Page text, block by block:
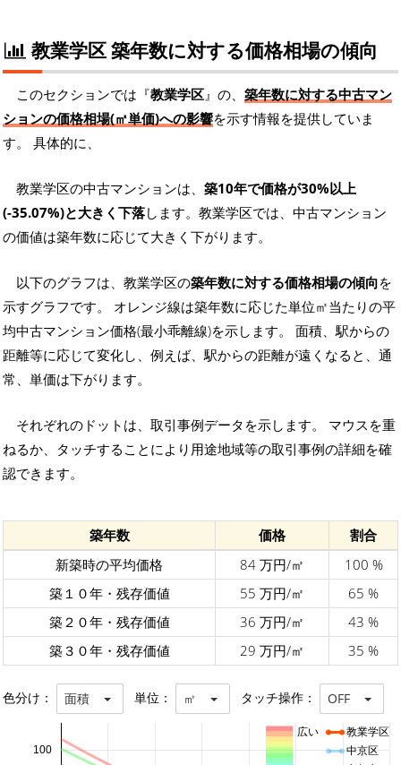
教業学区 築年数に対する価格相場の傾向
このセクションでは『教業学区』の、 築年数に対する中古マン
ションの価格相場(㎡単価)への影響を示す情報を提供していま
す。 具体的に、
教業学区の中古マンションは、 築10年で価格が30%以上
(-35.07%)と大きく下落します。教業学区では、中古マンション
の価値は築年数に応じて大きく下がります。
以下のグラフは、教業学区の築年数に対する価格相場の傾向を
示すグラフです。 オレンジ線は築年数に応じた単位㎡当たりの平
均中古マンション価格(最小乖離線)を示します。 面積、駅からの
距離等に応じて変化し、例えば、駅からの距離が遠くなると、通
常、単価は下がります。
それぞれのドットは、取引事例データを示します。 マウスを重
ねるか、タッチすることにより用途地域等の取引事例の詳細を確
認できます。
築年数 価格
割合
新築時の平均価格
84 万円/㎡
100 %
築１０年・残存価値
55 万円/㎡
65 %
築２０年・残存価値
36 万円/㎡
43 %
築３０年・残存価値
29 万円/㎡ 35 %
色分け： 面積 単位： ㎡ タッチ操作： OFF
100
教業学区
中京区
広い